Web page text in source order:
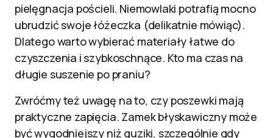
pielęgnacja pościeli. Niemowlaki potrafią mocno
ubrudzić swoje łóżeczka (delikatnie mówiąc).
Dlatego warto wybierać materiały łatwe do
czyszczenia i szybkoschnące. Kto ma czas na
długie suszenie po praniu?
Zwróćmy też uwagę na to, czy poszewki mają
praktyczne zapięcia. Zamek błyskawiczny może
być wygodniejszy niż guziki, szczególnie gdy